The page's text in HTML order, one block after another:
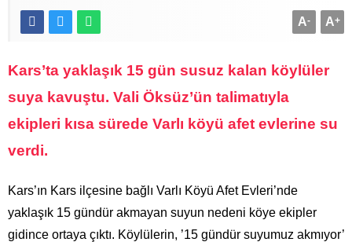
A+
A-
Kars’ta yaklaşık 15 gün susuz kalan köylüler
suya kavuştu. Vali Öksüz’ün talimatıyla
ekipleri kısa sürede Varlı köyü afet evlerine su
verdi.
Kars’ın Kars ilçesine bağlı Varlı Köyü Afet Evleri’nde
yaklaşık 15 gündür akmayan suyun nedeni köye ekipler
gidince ortaya çıktı. Köylülerin, ’15 gündür suyumuz akmıyor’